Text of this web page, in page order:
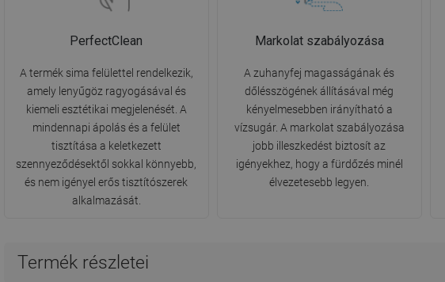
PerfectClean
A termék sima felülettel rendelkezik,
amely lenyűgöz ragyogásával és
kiemeli esztétikai megjelenését. A
mindennapi ápolás és a felület
tisztítása a keletkezett
szennyeződésektől sokkal könnyebb,
és nem igényel erős tisztítószerek
alkalmazását.
Markolat szabályozása
A zuhanyfej magasságának és
dőlésszögének állításával még
kényelmesebben irányítható a
vízsugár. A markolat szabályozása
jobb illeszkedést biztosít az
igényekhez, hogy a fürdőzés minél
élvezetesebb legyen.
Termék részletei